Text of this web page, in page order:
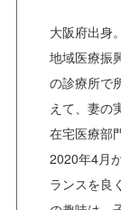
大阪府出身
地域医療振
の診療所で
えて、妻の
在宅医療部
2020年4月
ランスを良